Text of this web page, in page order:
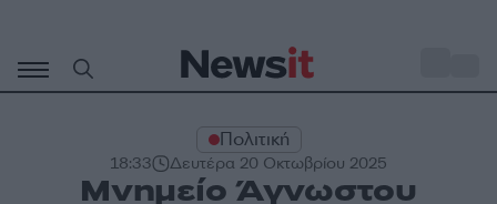
περιεχόμενο
Πολιτική
18:33 Δευτέρα 20 Οκτωβρίου 2025
Μνημείο Άγνωστου